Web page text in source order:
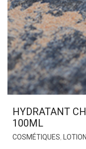
HYDRATANT
100ML
COSMÉTIQUES,